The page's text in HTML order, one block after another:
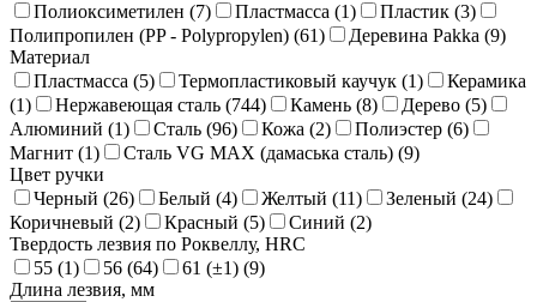
Полиоксиметилен (7) Пластмасса (1) Пластик (3)
Полипропилен (PP - Polypropylen) (61) Деревина Pakka (9)
Материал
Пластмасса (5) Термопластиковый каучук (1)
Керамика
(1) Нержавеющая сталь (744) Камень (8) Дерево (5)
Алюминий (1) Сталь (96) Кожа (2) Полиэстер (6)
Магнит (1) Сталь VG MAX (дамаська сталь) (9)
Цвет ручки
Черный (26) Белый (4) Желтый (11) Зеленый (24)
Коричневый (2) Красный (5) Синий (2)
Твердость лезвия по Роквеллу, HRC
55 (1) 56 (64) 61 (±1) (9)
Длина лезвия, мм